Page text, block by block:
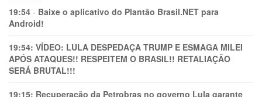
19:54 - Baixe o aplicativo do Plantão Brasil.NET para
Android!
19:54: VÍDEO: LULA DESPEDAÇA TRUMP E ESMAGA MILEI
APÓS ATAQUES!! RESPEITEM O BRASIL!! RETALIAÇÃO
SERÁ BRUTAL!!!
19:15: Recuperação da Petrobras no governo Lula garante